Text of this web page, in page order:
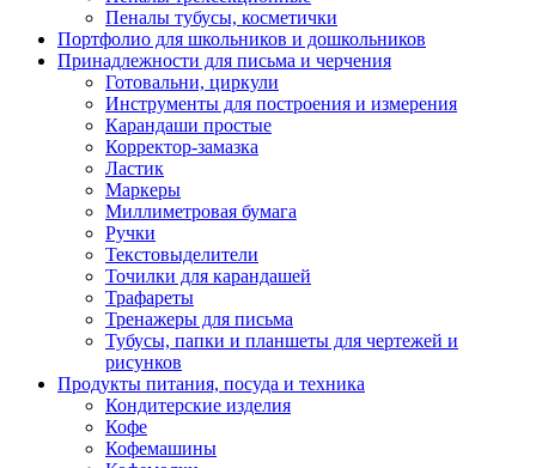
Пеналы тубусы, косметички
Портфолио для школьников и дошкольников
Принадлежности для письма и черчения
Готовальни, циркули
Инструменты для построения и измерения
Карандаши простые
Корректор-замазка
Ластик
Маркеры
Миллиметровая бумага
Ручки
Текстовыделители
Точилки для карандашей
Трафареты
Тренажеры для письма
Тубусы, папки и планшеты для чертежей и
рисунков
Продукты питания, посуда и техника
Кондитерские изделия
Кофе
Кофемашины